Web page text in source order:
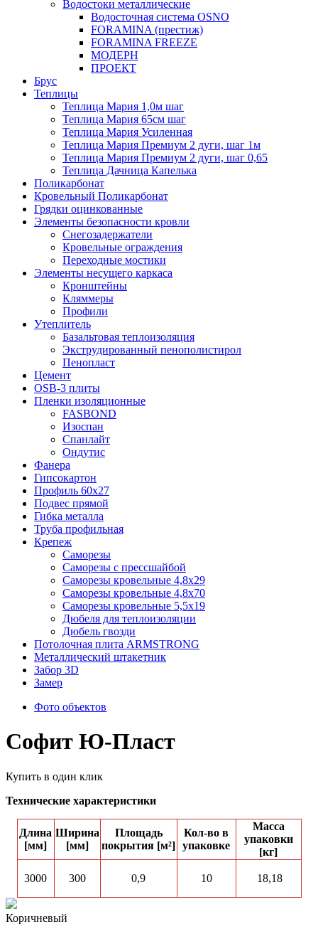
Водостоки металлические
Водосточная система OSNO
FORAMINA (престиж)
FORAMINA FREEZE
МОДЕРН
ПРОЕКТ
Брус
Теплицы
Теплица Мария 1,0м шаг
Теплица Мария 65см шаг
Теплица Мария Усиленная
Теплица Мария Премиум 2 дуги, шаг 1м
Теплица Мария Премиум 2 дуги, шаг 0,65
Теплица Дачница Капелька
Поликарбонат
Кровельный Поликарбонат
Грядки оцинкованные
Элементы безопасности кровли
Снегозадержатели
Кровельные ограждения
Переходные мостики
Элементы несущего каркаса
Кронштейны
Кляммеры
Профили
Утеплитель
Базальтовая теплоизоляция
Экструдированный пенополистирол
Пенопласт
Цемент
OSB-3 плиты
Пленки изоляционные
FASBOND
Изоспан
Спанлайт
Ондутис
Фанера
Гипсокартон
Профиль 60х27
Подвес прямой
Гибка металла
Труба профильная
Крепеж
Саморезы
Саморезы с прессшайбой
Саморезы кровельные 4,8х29
Саморезы кровельные 4,8х70
Саморезы кровельные 5,5х19
Дюбеля для теплоизоляции
Дюбель гвозди
Потолочная плита ARMSTRONG
Металлический штакетник
Забор 3D
Замер
Фото объектов
Софит Ю-Пласт
Купить в один клик
Технические характеристики
Длина
[мм]
Ширина
[мм]
Площадь
покрытия [м²]
Кол-вo в
упаковке
Масса
упаковки
[кг]
3000 300 0,9 10 18,18
Коричневый